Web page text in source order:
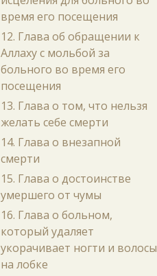
время его посещения
12. Глава об обращении к
Аллаху с мольбой за
больного во время его
посещения
13. Глава о том, что нельзя
желать себе смерти
14. Глава о внезапной
смерти
15. Глава о достоинстве
умершего от чумы
16. Глава о больном,
который удаляет
укорачивает ногти и волосы
на лобке